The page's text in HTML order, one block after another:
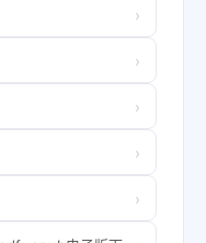
›
›
›
›
›